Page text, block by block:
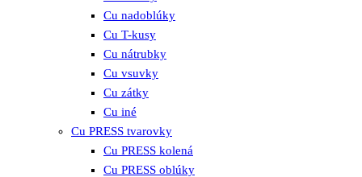
Cu nadoblúky
Cu T-kusy
Cu nátrubky
Cu vsuvky
Cu zátky
Cu iné
Cu PRESS tvarovky
Cu PRESS kolená
Cu PRESS oblúky